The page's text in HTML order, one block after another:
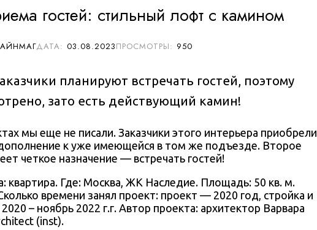
гостей: стильный лофт с камином
950
03.08.2023
планируют встречать гостей, поэтому
зато есть действующий камин!
мы еще не писали. Заказчики этого интерьера приобрели
к уже имеющейся в том же подъезде. Второе
четкое назначение — встречать гостей!
квартира. Где: Москва, ЖК Наследие. Площадь: 50 кв. м.
времени занял проект: проект — 2020 год, стройка и
– ноябрь 2022 г.г. Автор проекта: архитектор Варвара
(inst).